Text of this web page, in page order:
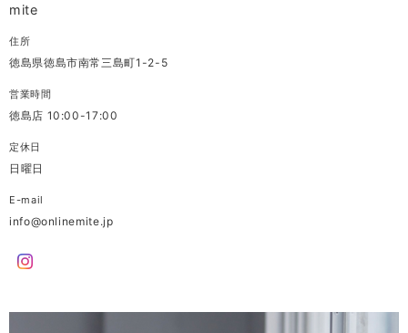
mite
住所
徳島県徳島市南常三島町1-2-5
営業時間
徳島店 10:00-17:00
定休日
日曜日
E-mail
info@onlinemite.jp